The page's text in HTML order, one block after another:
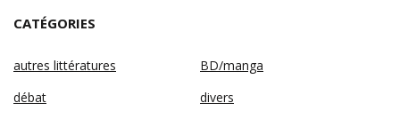
CATÉGORIES
autres littératures
BD/manga
débat
divers